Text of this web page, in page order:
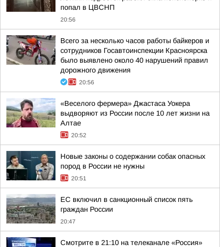
попал в ЦВСНП
20:56
Всего за несколько часов работы байкеров и
сотрудников Госавтоинспекции Красноярска
было выявлено около 40 нарушений правил
дорожного движения
20:56
«Веселого фермера» Джастаса Уокера
выдворяют из России после 10 лет жизни на
Алтае
20:52
Новые законы о содержании собак опасных
пород в России не нужны
20:51
ЕС включил в санкционный список пять
граждан России
20:47
Смотрите в 21:10 на телеканале «Россия»